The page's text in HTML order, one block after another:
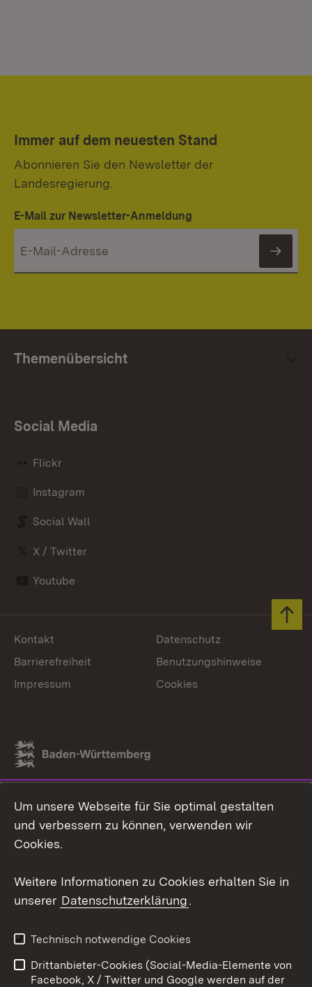
Immer auf dem neuesten Stand
Abonnieren Sie den Newsletter der
Landesregierung.
E-Mail zur Newsletter-Anmeldung
Themenübersicht
Social Media
Flickr
Instagram
Social Wall
X / Twitter
Youtube
Link zum Landesportal
Kontakt
Datenschutz
Barrierefreiheit
Benutzungshinweise
Impressum
Cookies
Um unsere Webseite für Sie optimal gestalten
und verbessern zu können, verwenden wir
Cookies.
Weitere Informationen zu Cookies erhalten Sie in
unserer Datenschutzerklärung.
Technisch notwendige Cookies
Drittanbieter-Cookies (Social-Media-Elemente von
Facebook, X / Twitter und Google werden auf der